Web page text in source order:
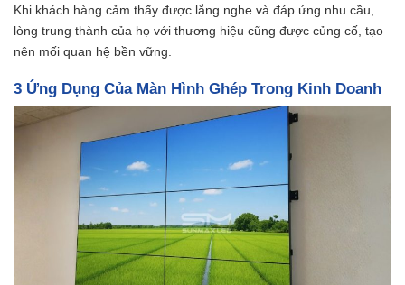
Khi khách hàng cảm thấy được lắng nghe và đáp ứng nhu cầu,
lòng trung thành của họ với thương hiệu cũng được củng cố, tạo
nên mối quan hệ bền vững.
3 Ứng Dụng Của Màn Hình Ghép Trong Kinh Doanh